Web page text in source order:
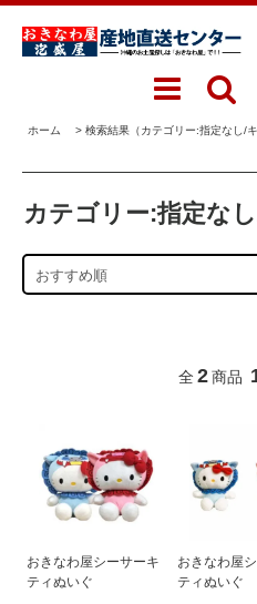
ホーム > 検索結果（カテゴリー:指定なし/
カテゴリー:指定な
全 2 商品
おきなわ屋シーサーキ
ティぬいぐ
おきなわ屋
ティぬいぐ